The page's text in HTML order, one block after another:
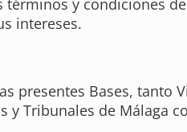
y condiciones
intereses.
presentes Bases, tanto
y Tribunales de Málaga